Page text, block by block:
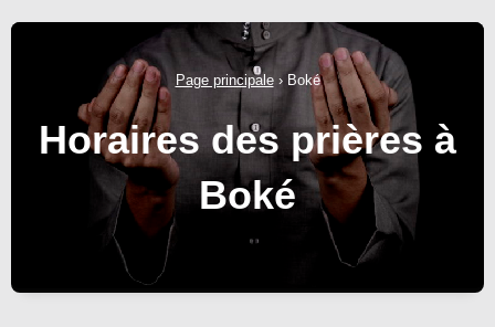
Page principale› Boké
Horaires des prières à
Boké